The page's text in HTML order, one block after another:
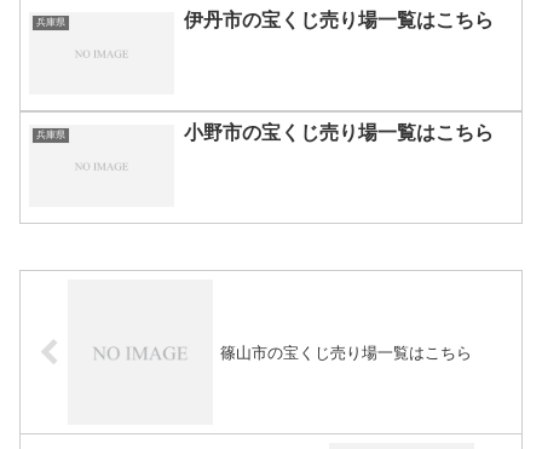
兵庫県 伊丹市の宝くじ売り場一覧はこちら
兵庫県 小野市の宝くじ売り場一覧はこちら
篠山市の宝くじ売り場一覧はこちら